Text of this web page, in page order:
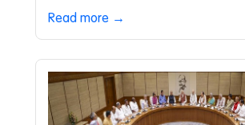
Read more →